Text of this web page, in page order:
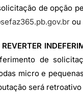
de opção
ou
de
micro e
será retroativo